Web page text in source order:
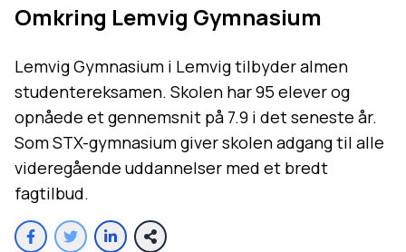
Omkring Lemvig Gymnasium
Lemvig Gymnasium i Lemvig tilbyder almen
studentereksamen. Skolen har 95 elever og
opnåede et gennemsnit på 7.9 i det seneste år.
Som STX-gymnasium giver skolen adgang til alle
videregående uddannelser med et bredt
fagtilbud.